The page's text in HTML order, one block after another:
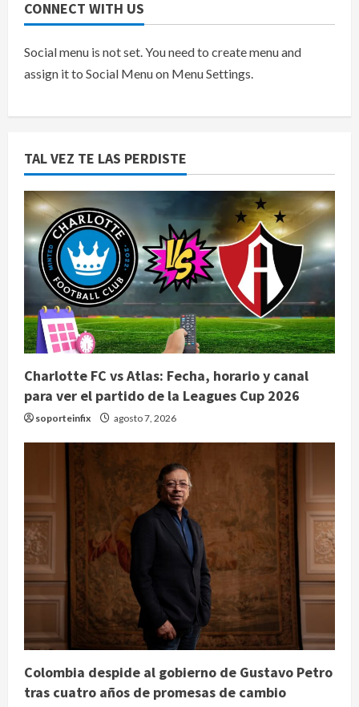
CONNECT WITH US
Social menu is not set. You need to create menu and
assign it to Social Menu on Menu Settings.
TAL VEZ TE LAS PERDISTE
Charlotte FC vs Atlas: Fecha, horario y canal
para ver el partido de la Leagues Cup 2026
soporteinfix agosto 7, 2026
Colombia despide al gobierno de Gustavo Petro
tras cuatro años de promesas de cambio